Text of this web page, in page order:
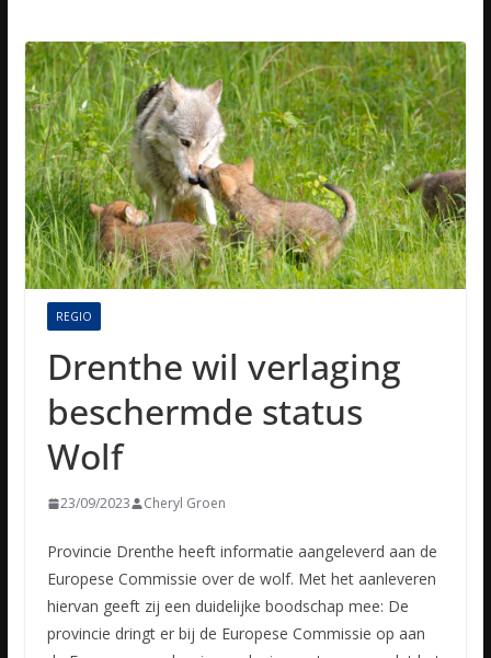
REGIO
Drenthe wil verlaging
beschermde status
Wolf
23/09/2023 Cheryl Groen
Provincie Drenthe heeft informatie aangeleverd aan de
Europese Commissie over de wolf. Met het aanleveren
hiervan geeft zij een duidelijke boodschap mee: De
provincie dringt er bij de Europese Commissie op aan